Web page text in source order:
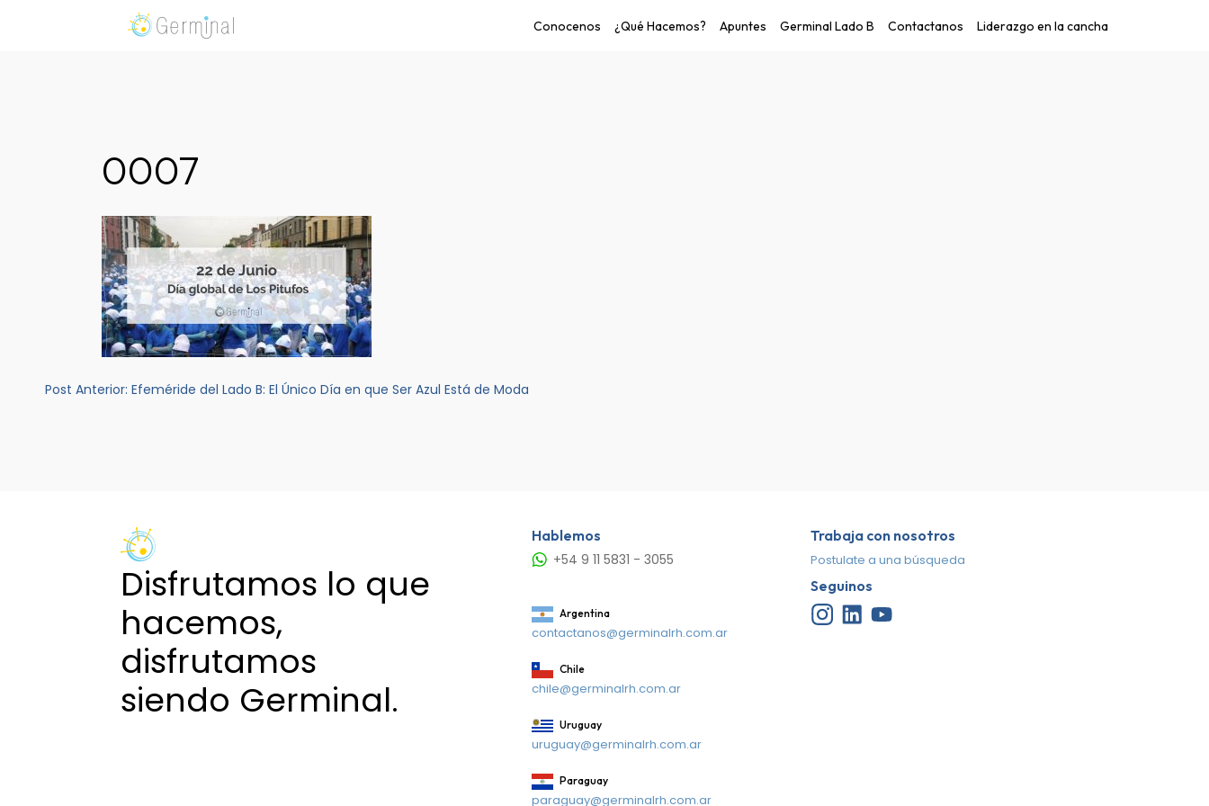
Conocenos ¿Qué Hacemos? Apuntes Germinal Lado B Contactanos Liderazgo en la cancha
0007
Navegación
Post Anterior: Efeméride del Lado B: El Único Día en que Ser Azul Está de Moda
Disfrutamos lo que
hacemos,
disfrutamos
siendo Germinal.
Hablemos
+54 9 11 5831 - 3055
Argentina
contactanos@germinalrh.com.ar
Chile
chile@germinalrh.com.ar
Uruguay
uruguay@germinalrh.com.ar
Paraguay
paraguay@germinalrh.com.ar
Trabaja con nosotros
Postulate a una búsqueda
Seguinos